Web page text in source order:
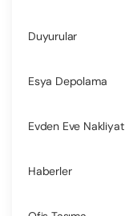
Duyurular
Esya Depolama
Evden Eve Nakliyat
Haberler